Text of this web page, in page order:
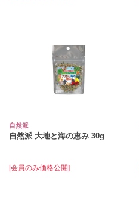
自然派
自然派 大地と海の恵み 30g
[会員のみ価格公開]